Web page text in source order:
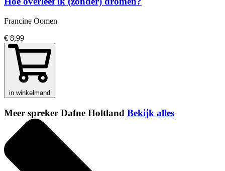
Francine Oomen
€ 8,99
in winkelmand
Meer spreker Dafne Holtland Bekijk alles